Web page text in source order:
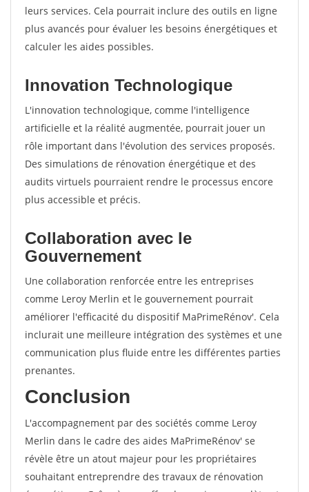
leurs services. Cela pourrait inclure des outils en ligne
plus avancés pour évaluer les besoins énergétiques et
calculer les aides possibles.
Innovation Technologique
L'innovation technologique, comme l'intelligence
artificielle et la réalité augmentée, pourrait jouer un
rôle important dans l'évolution des services proposés.
Des simulations de rénovation énergétique et des
audits virtuels pourraient rendre le processus encore
plus accessible et précis.
Collaboration avec le
Gouvernement
Une collaboration renforcée entre les entreprises
comme Leroy Merlin et le gouvernement pourrait
améliorer l'efficacité du dispositif MaPrimeRénov'. Cela
inclurait une meilleure intégration des systèmes et une
communication plus fluide entre les différentes parties
prenantes.
Conclusion
L'accompagnement par des sociétés comme Leroy
Merlin dans le cadre des aides MaPrimeRénov' se
révèle être un atout majeur pour les propriétaires
souhaitant entreprendre des travaux de rénovation